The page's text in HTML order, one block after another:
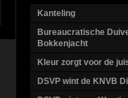
Kanteling
Bureaucratische
Bokkenjacht
Kleur zorgt voor de
DSVP wint de KNVB